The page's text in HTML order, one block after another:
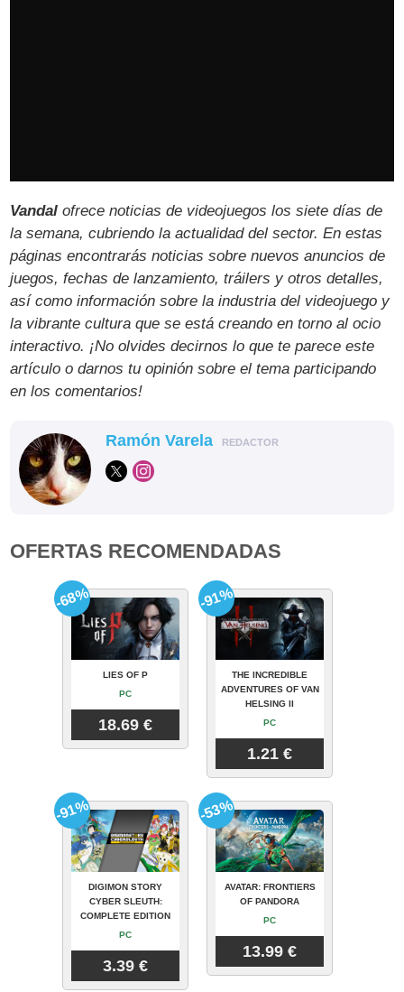
Vandal ofrece noticias de videojuegos los siete días de
la semana, cubriendo la actualidad del sector. En estas
páginas encontrarás noticias sobre nuevos anuncios de
juegos, fechas de lanzamiento, tráilers y otros detalles,
así como información sobre la industria del videojuego y
la vibrante cultura que se está creando en torno al ocio
interactivo. ¡No olvides decirnos lo que te parece este
artículo o darnos tu opinión sobre el tema participando
en los comentarios!
Ramón Varela REDACTOR
OFERTAS RECOMENDADAS
LIES OF P
PC
18.69 €
-68%
THE INCREDIBLE
ADVENTURES OF VAN
HELSING II
PC
1.21 €
-91%
DIGIMON STORY
CYBER SLEUTH:
COMPLETE EDITION
PC
3.39 €
-91%
AVATAR: FRONTIERS
OF PANDORA
PC
13.99 €
-53%